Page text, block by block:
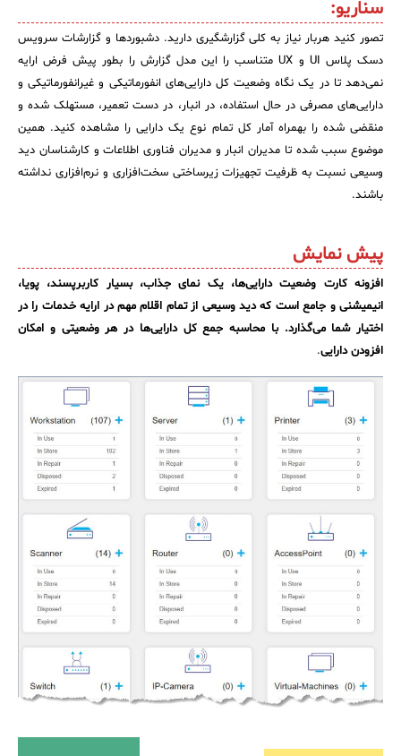
سناریو:
تصور کنید هربار نیاز به کلی گزارشگیری دارید. دشبوردها و گزارشات سرویس
دسک پلاس UI و UX متناسب را این مدل گزارش را بطور پیش فرض ارایه
نمی‌دهد تا در یک نگاه وضعیت کل دارایی‌های انفورماتیکی و غیرانفورماتیکی و
دارایی‌های مصرفی در حال استفاده، در انبار، در دست تعمیر، مستهلک شده و
منقضی شده را بهمراه آمار کل تمام نوع یک دارایی‌ را مشاهده کنید. همین
موضوع سبب شده تا مدیران انبار و مدیران فناوری اطلاعات و کارشناسان دید
وسیعی نسبت به ظرفیت تجهیزات زیرساختی سخت‌افزاری و نرم‌افزاری نداشته
باشند.
پیش نمایش
افزونه کارت وضعیت دارایی‌ها، یک نمای جذاب، بسیار کاربرپسند، پویا،
انیمیشنی و جامع است که دید وسیعی از تمام اقلام مهم در ارایه خدمات را در
اختیار شما می‌گذارد. با محاسبه جمع کل دارایی‌ها در هر وضعیتی و امکان
افزودن دارایی.
◆
Log360 ابزار SIEM
برنامه‌ساز هوشمند App Creator
سیستم هوشمند مدیریت فروش و فاکتور
سامانه مدیریت امنیت اطلاعات
سلف سرویس کاربران
سامانه مدیریت دارایی‌ها [Asset Explorer]
سامانه مدیریت پشتیبانی مشتریان
DDI
◉
ManageEngine Malware Protection Plus
سامانه مدیریت و مانیتورینگ شبکه
سامانه آزمون آنلاین
◆
آموزش فارسی ITIL4
چارچوب ITIL برای همه
فلافلی_فناوری
آرشیو دانلودهای مدانت